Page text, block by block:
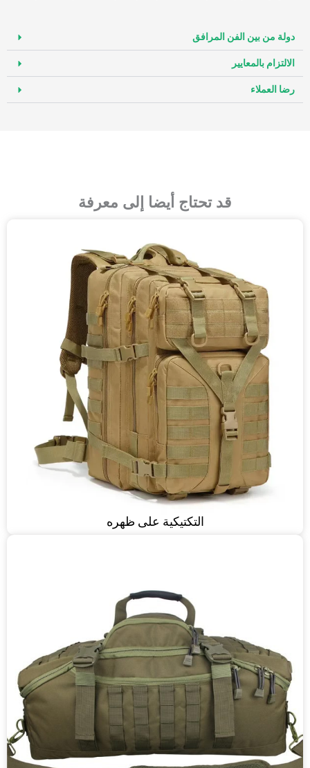
دولة من بين الفن المرافق
الالتزام بالمعايير
رضا العملاء
قد تحتاج أيضا إلى معرفة
التكتيكية على ظهره